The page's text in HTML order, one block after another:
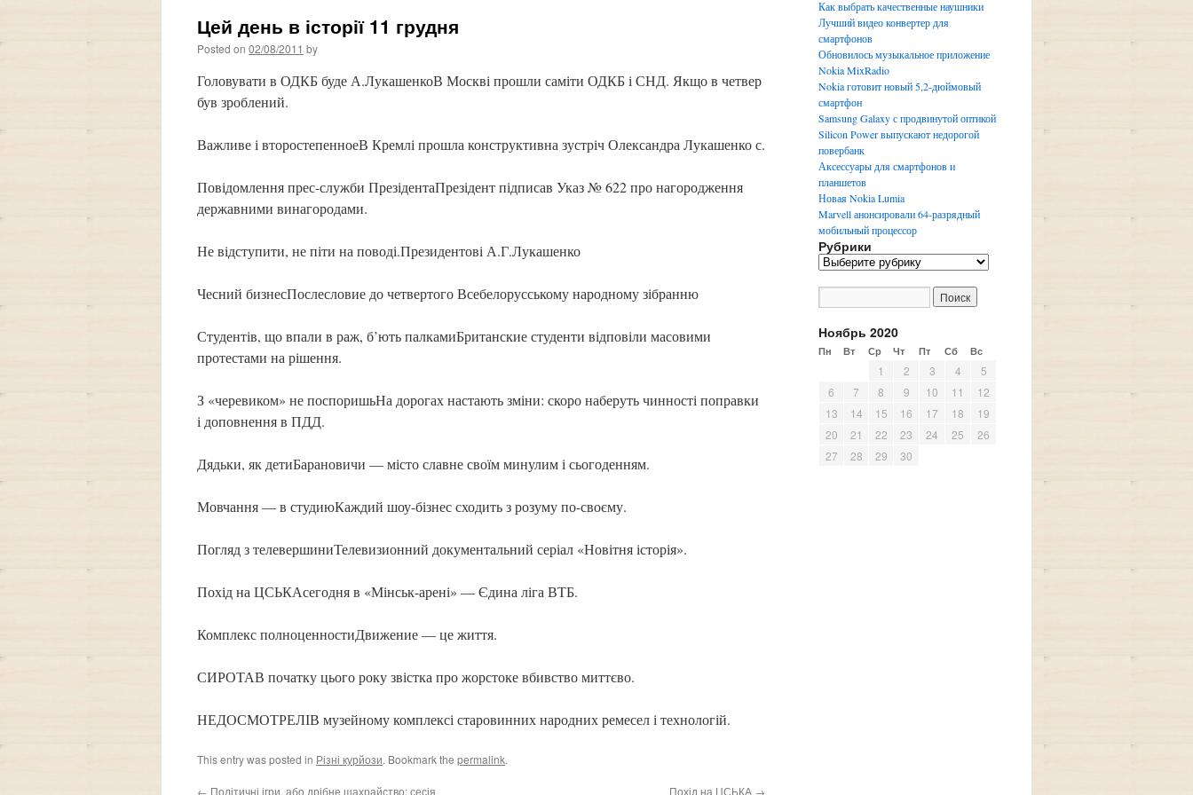
Цей день в історії 11 грудня
Posted on 02/08/2011 by
Головувати в ОДКБ буде А.ЛукашенкоВ Москві прошли саміти ОДКБ і СНД. Якщо в четвер
був зроблений.
Важливе і второстепенноеВ Кремлі прошла конструктивна зустріч Олександра Лукашенко с.
Повідомлення прес-служби ПрезідентаПрезідент підписав Указ № 622 про нагородження
державними винагородами.
Не відступити, не піти на поводі.Президентові А.Г.Лукашенко
Чесний бизнесПослесловие до четвертого Всебелорусському народному зібранню
Студентів, що впали в раж, б’ють палкамиБританские студенти відповіли масовими
протестами на рішення.
З «черевиком» не поспоришьНа дорогах настають зміни: скоро наберуть чинності поправки
і доповнення в ПДД.
Дядьки, як детиБарановичи — місто славне своїм минулим і сьогоденням.
Мовчання — в студиюКаждий шоу-бізнес сходить з розуму по-своєму.
Погляд з телевершиниТелевизионний документальний серіал «Новітня історія».
Похід на ЦСЬКАсегодня в «Мінськ-арені» — Єдина ліга ВТБ.
Комплекс полноценностиДвижение — це життя.
СИРОТАВ початку цього року звістка про жорстоке вбивство миттєво.
НЕДОСМОТРЕЛІВ музейному комплексі старовинних народних ремесел і технологій.
This entry was posted in Різні курйози. Bookmark the permalink.
← Політичні ігри, або дрібне шахрайство: сесія Похід на ЦСЬКА →
Как выбрать качественные наушники
Лучший видео конвертер для
смартфонов
Обновилось музыкальное приложение
Nokia MixRadio
Nokia готовит новый 5,2-дюймовый
смартфон
Samsung Galaxy с продвинутой оптикой
Silicon Power выпускают недорогой
повербанк
Аксессуары для смартфонов и
планшетов
Новая Nokia Lumia
Marvell анонсировали 64-разрядный
мобильный процессор
Рубрики
Р
р
и
к
и
Ноябрь 2020
Пн Вт Ср Чт Пт Сб Вс
1 2 3 4
5
6
7 8 9 10 11
12
13
14 15 16 17 18
19
20
21 22 23 24 25
26
27
28 29 30